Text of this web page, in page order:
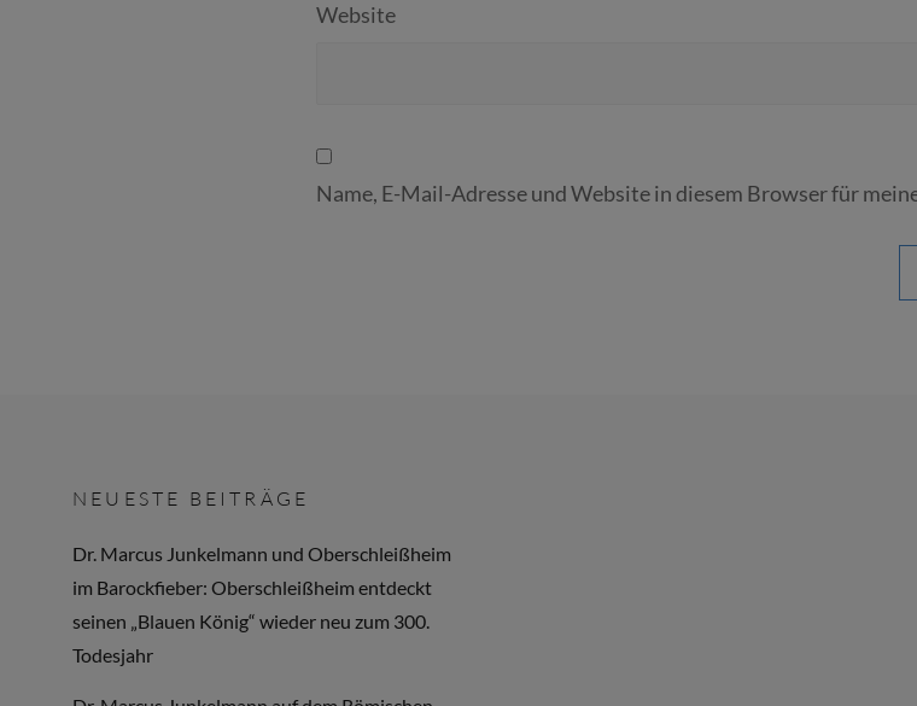
Website
Name, E-Mail-Adresse und Website in diesem Browser für
NEUESTE BEITRÄGE
Dr. Marcus Junkelmann und Oberschleißheim
im Barockfieber: Oberschleißheim entdeckt
seinen „Blauen König“ wieder neu zum 300.
Todesjahr